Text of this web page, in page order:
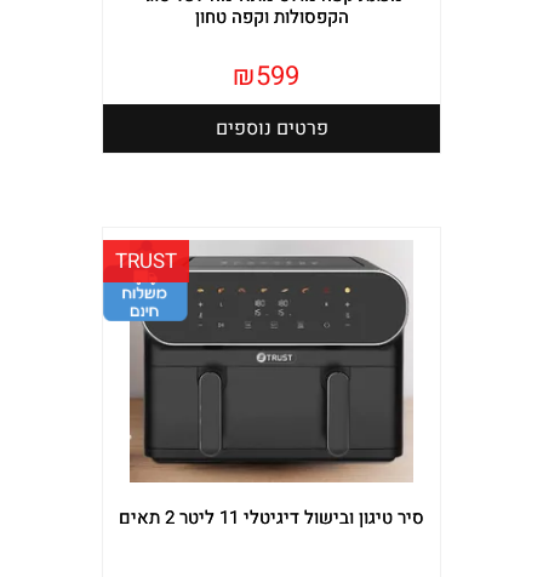
הקפסולות וקפה טחון
₪599
פרטים נוספים
TRUST
סיר טיגון ובישול דיגיטלי 11 ליטר 2 תאים